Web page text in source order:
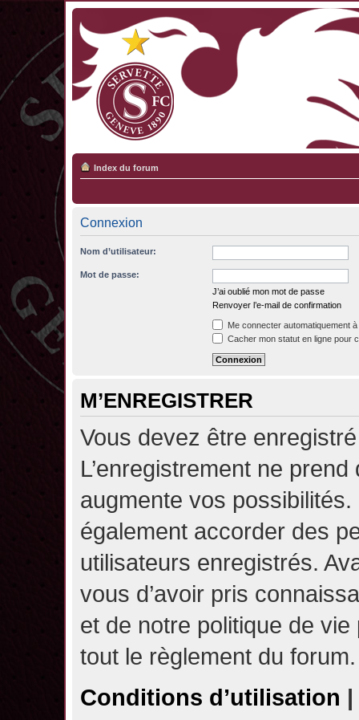
Index du forum
Connexion
Nom d’utilisateur:
Mot de passe:
J’ai oublié mon mot de passe
Renvoyer l’e-mail de confirmation
Me connecter automatiquement
Cacher mon statut en ligne pour
M’ENREGISTRER
Vous devez être
L’enregistrement ne
augmente vos possibilités.
également accorder des
utilisateurs enregistrés.
vous d’avoir pris
et de notre politique de
tout le règlement du forum.
Conditions d’utilisation |